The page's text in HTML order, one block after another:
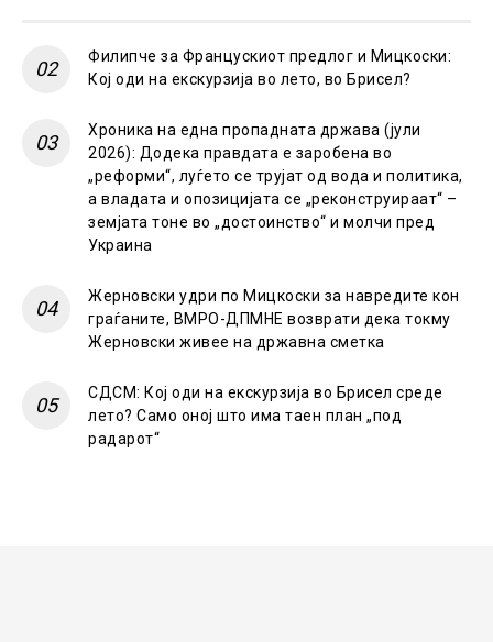
Филипче за Францускиот предлог и Мицкоски:
Кој оди на екскурзија во лето, во Брисел?
Хроника на една пропадната држава (јули
2026): Додека правдата е заробена во
„реформи“, луѓето се трујат од вода и политика,
а владата и опозицијата се „реконструираат“ –
земјата тоне во „достоинство“ и молчи пред
Украина
Жерновски удри по Мицкоски за навредите кон
граѓаните, ВМРО-ДПМНЕ возврати дека токму
Жерновски живее на државна сметка
СДСМ: Кој оди на екскурзија во Брисел среде
лето? Само оној што има таен план „под
радарот“